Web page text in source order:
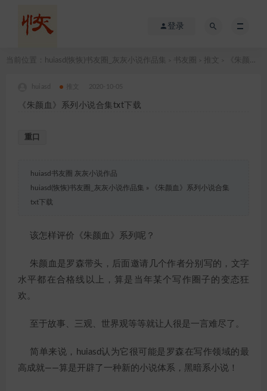
登录
当前位置： huiasd(恢恢)书友圈_灰灰小说作品集 书友圈 推文 《朱颜血》系列小说合集txt下载
推文 2020-10-05
《朱颜血》系列小说合集txt下载
重口
huiasd书友圈 灰灰小说作品
huiasd(恢恢)书友圈_灰灰小说作品集 »
《朱颜血》系列小说合集
txt下载
该怎样评价《朱颜血》系列呢？
朱颜血是罗森带头，后面邀请几个作者分别写的，文字
水平都在合格线以上，算是当年某个写作圈子的变态狂
欢。
至于故事、三观、世界观等等就让人很是一言难尽了。
简单来说，huiasd认为它很可能是罗森在写作领域的最
高成就——算是开辟了一种新的小说体系，黑暗系小说！